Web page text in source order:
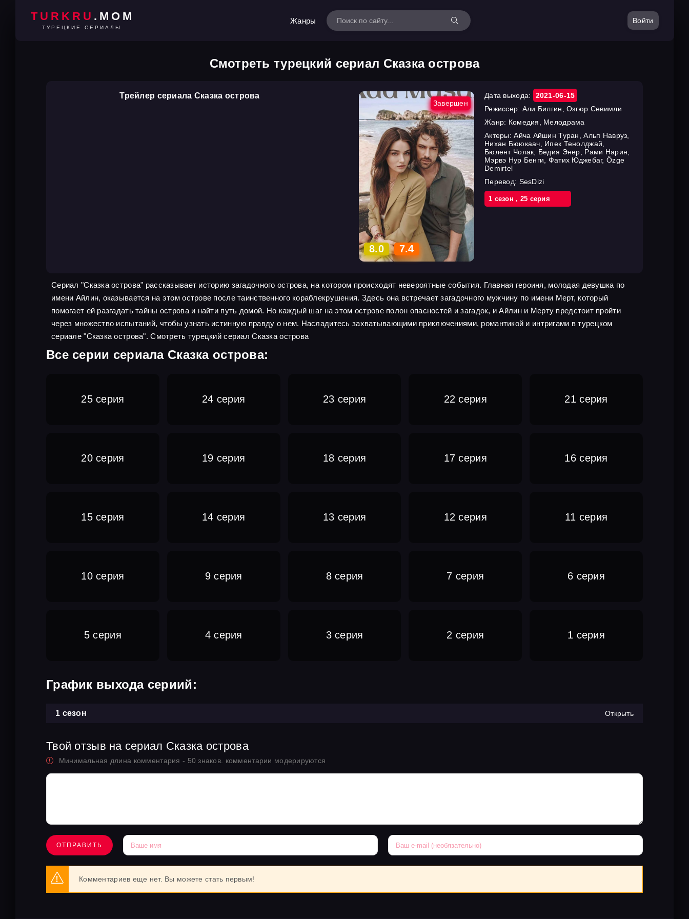
TURKRU .MOM
ТУРЕЦКИЕ СЕРИАЛЫ
Жанры Войти
Смотреть турецкий сериал Сказка острова
Трейлер сериала Сказка острова
Завершен
8.0 7.4
Дата выхода:
2021-06-15
Режиссер: Али Билгин, Озгюр Севимли
Жанр: Комедия, Мелодрама
Актеры:Айча Айшин Туран, Альп Навруз,
Нихан Бююкаач, Ипек Тенолджай,
Бюлент Чолак, Бедия Энер, Рами Нарин,
Мэрвэ Нур Бенги, Фатих Юджебаг, Özge
Demirtel
Перевод: SesDizi
1 cезон, 25 cерия
Сериал "Сказка острова" рассказывает историю загадочного острова, на котором происходят невероятные события. Главная героиня, молодая девушка по
имени Айлин, оказывается на этом острове после таинственного кораблекрушения. Здесь она встречает загадочного мужчину по имени Мерт, который
помогает ей разгадать тайны острова и найти путь домой. Но каждый шаг на этом острове полон опасностей и загадок, и Айлин и Мерту предстоит пройти
через множество испытаний, чтобы узнать истинную правду о нем. Насладитесь захватывающими приключениями, романтикой и интригами в турецком
сериале "Сказка острова". Смотреть турецкий сериал Сказка острова
Все серии сериала Сказка острова:
25 серия 24 серия 23 серия 22 серия 21 серия
20 серия 19 серия 18 серия 17 серия 16 серия
15 серия 14 серия 13 серия 12 серия 11 серия
10 серия 9 серия 8 серия 7 серия 6 серия
5 серия 4 серия 3 серия 2 серия 1 серия
График выхода сериий:
1 сезон Открыть
Твой отзыв на сериал Сказка острова
Минимальная длина комментария - 50 знаков. комментарии модерируются
ОТПРАВИТЬ
Комментариев еще нет. Вы можете стать первым!